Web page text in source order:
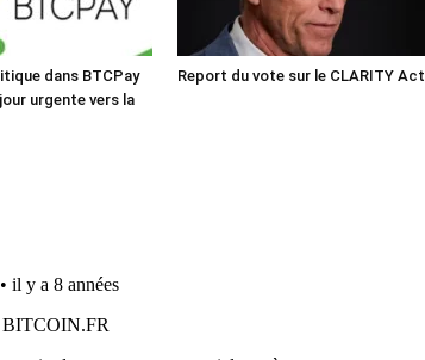
dans BTCPay
urgente vers la
Report du vote sur le CLARITY Act